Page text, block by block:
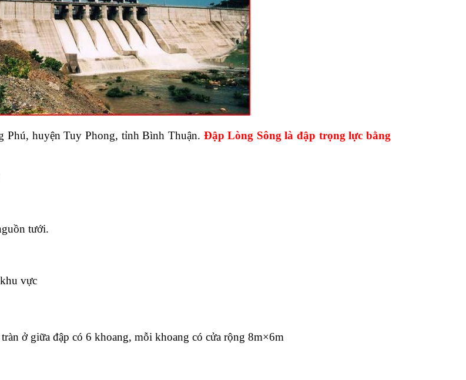
Phú, huyện Tuy Phong, tỉnh Bình Thuận. Đập Lòng Sông là đập trọng lực bằng
tưới.
vực
ở giữa đập có 6 khoang, mỗi khoang có cửa rộng 8m×6m